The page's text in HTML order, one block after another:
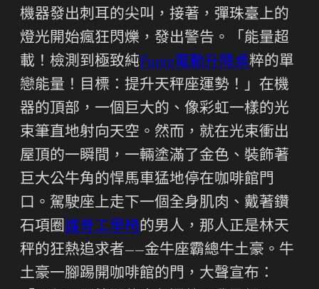
機器發出刺耳的尖叫，接著，彈珠臺上的
燈光開始瘋狂閃爍，發出警告。「能量超
載！檢測到極致純Funte電動升降桌粹的單
戀能量！目標：提升天秤座運勢！」在機
器的頂部，一個巨大的、像彩虹一樣的光
束筆直地射向天空。然而，就在光束衝出
屋頂的一瞬間，一輛塗滿了金色、裝飾著
巨大公牛角的悍馬車猛地停在咖啡館門
口。駕駛座上走下一個全身肌肉、戴著鑽
石項圈護脊工學椅的男人，那人正是林天
秤的狂熱追求者——金牛座霸總牛土豪。牛
土豪一腳踢開咖啡館的門，大聲宣布：